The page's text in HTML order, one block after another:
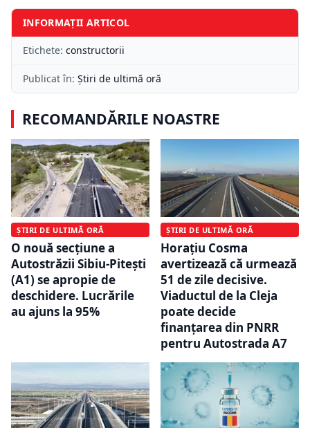
INFORMAȚII ARTICOL
Etichete: constructorii
Publicat în: Știri de ultimă oră
RECOMANDĂRILE NOASTRE
ȘTIRI DE ULTIMĂ ORĂ
O nouă secțiune a
Autostrăzii Sibiu-Pitești
(A1) se apropie de
deschidere. Lucrările
au ajuns la 95%
ȘTIRI DE ULTIMĂ ORĂ
Horațiu Cosma
avertizează că urmează
51 de zile decisive.
Viaductul de la Cleja
poate decide
finanțarea din PNRR
pentru Autostrada A7